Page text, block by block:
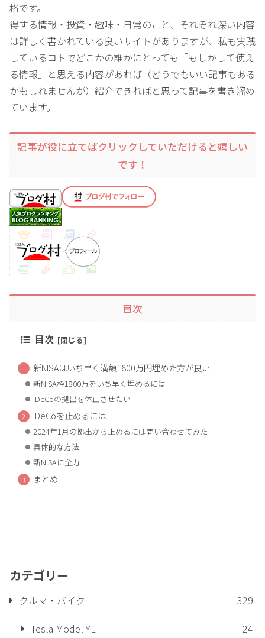
格です。
得する情報・投資・趣味・日常のこと、それぞれ深い内容
は詳しく書かれている良いサイトがありますが、私も実践
しているコトでどこかの誰かにとっても「もしかして使え
る情報」と思える内容があれば（どうでもいい記事もある
かもしれませんが）紹介できればと思って記事を書き溜め
ています。
記事が役に立てばクリックしていただけると嬉しい
です！
目次
目次
新NISAはいち早く満額1800万円埋めた方が良い
新NISA枠1800万をいち早く埋めるには
iDeCoの拠出を休止させたい
iDeCoを止めるには
2024年1月の拠出から止めるには問い合わせてみた
具体的な方法
新NISAに全力
まとめ
カテゴリー
クルマ・バイク
329
Tesla Model YL
24